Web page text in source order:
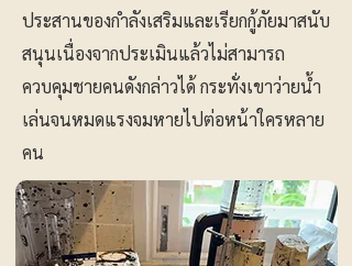
ประสานของกำลังเสริมและเรียกกู้ภัยมาสนับ
สนุนเนื่องจากประเมินแล้วไม่สามารถ
ควบคุมชายคนดังกล่าวได้ กระทั่งเขาว่ายน้ำ
เล่นจนหมดแรงจมหายไปต่อหน้าใครหลาย
คน